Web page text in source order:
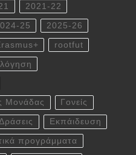
2021-22
25 2025-26
rootfut
Μονάδας Γονείς
Εκπάιδευση
προγράμματα